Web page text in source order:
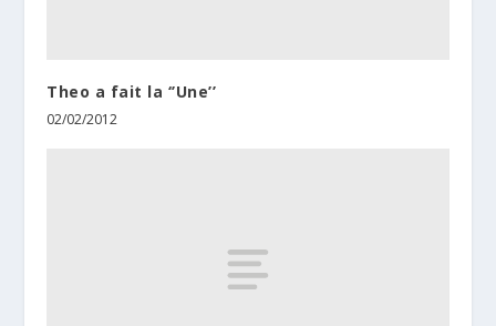
Theo a fait la ‘’Une’’
02/02/2012